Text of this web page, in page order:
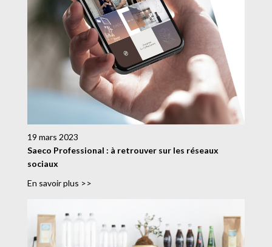
19 mars 2023
Saeco Professional : à retrouver sur les réseaux
sociaux
En savoir plus >>